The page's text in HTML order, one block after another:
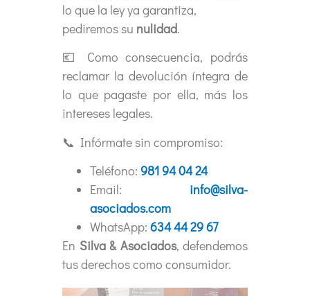
lo que la ley ya garantiza,
pediremos su nulidad.
💶 Como consecuencia, podrás
reclamar la devolución íntegra de
lo que pagaste por ella, más los
intereses legales.
📞 Infórmate sin compromiso:
Teléfono: 981 94 04 24
Email: info@silva-
asociados.com
WhatsApp: 634 44 29 67
En Silva & Asociados, defendemos
tus derechos como consumidor.